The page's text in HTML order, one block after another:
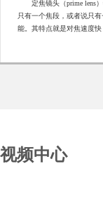
定焦镜头（prime lens
只有一个焦段，或者说只
能。其特点就是对焦速度
的高精度的中长波镜头，
视频中心